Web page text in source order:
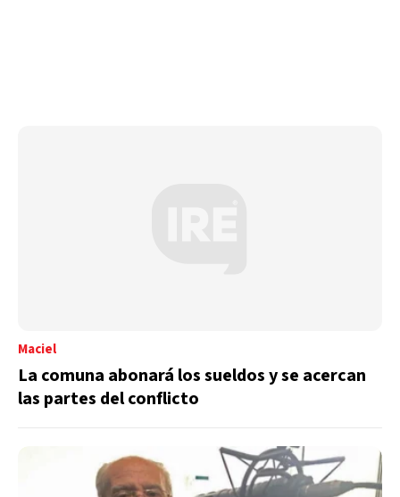
Maciel
La comuna abonará los sueldos y se acercan
las partes del conflicto